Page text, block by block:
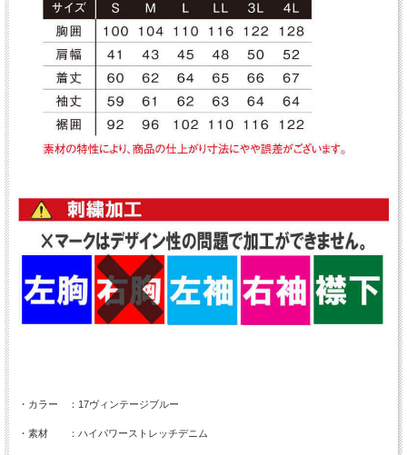
・カラー ：17ヴィンテージブルー
・素材 ：ハイパワーストレッチデニム